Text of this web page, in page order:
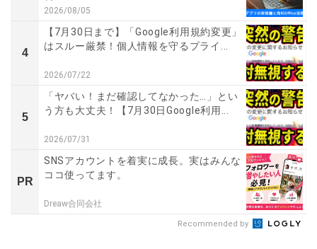
2026/08/05
4
【7月30日まで】「Google利用規約変更」
はスルー厳禁！個人情報を守るプライ...
2026/07/22
5
「ヤバい！まだ確認してなかった…」とい
う方も大丈夫！【7月30日Google利用...
2026/07/31
PR
SNSアカウントを着実に成長。実はみんな
ココ使ってます。
Dreaw合同会社
Recommended by